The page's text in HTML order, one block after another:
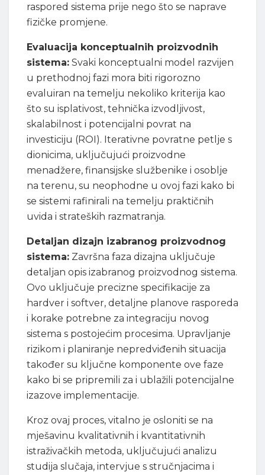
raspored sistema prije nego što se naprave
fizičke promjene.
Evaluacija konceptualnih proizvodnih
sistema: Svaki konceptualni model razvijen
u prethodnoj fazi mora biti rigorozno
evaluiran na temelju nekoliko kriterija kao
što su isplativost, tehnička izvodljivost,
skalabilnost i potencijalni povrat na
investiciju (ROI). Iterativne povratne petlje s
dionicima, uključujući proizvodne
menadžere, finansijske službenike i osoblje
na terenu, su neophodne u ovoj fazi kako bi
se sistemi rafinirali na temelju praktičnih
uvida i strateških razmatranja.
Detaljan dizajn izabranog proizvodnog
sistema: Završna faza dizajna uključuje
detaljan opis izabranog proizvodnog sistema.
Ovo uključuje precizne specifikacije za
hardver i softver, detaljne planove rasporeda
i korake potrebne za integraciju novog
sistema s postojećim procesima. Upravljanje
rizikom i planiranje nepredviđenih situacija
također su ključne komponente ove faze
kako bi se pripremili za i ublažili potencijalne
izazove implementacije.
Kroz ovaj proces, vitalno je osloniti se na
mješavinu kvalitativnih i kvantitativnih
istraživačkih metoda, uključujući analizu
studija slučaja, intervjue s stručnjacima i